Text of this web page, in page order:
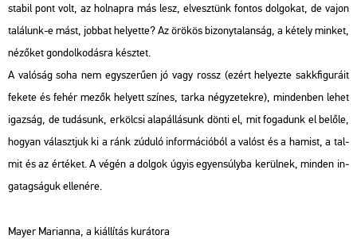
sta­bil pont volt, az hol­nap­ra más lesz, el­vesz­tünk fon­tos dol­go­kat, de vajon
ta­lá­lunk-e mást, job­bat he­lyet­te? Az örö­kös bi­zony­ta­lan­ság, a ké­tely min­ket,
né­ző­ket gon­dol­ko­dás­ra kész­tet.
A va­ló­ság soha nem egy­sze­rű­en jó vagy rossz (ezért he­lyez­te sakk­fi­gu­rá­it
fe­ke­te és fehér mezők he­lyett szí­nes, tarka négy­ze­tek­re), min­den­ben lehet
igaz­ság, de tu­dá­sunk, er­köl­csi alap­ál­lá­sunk dönti el, mit fo­ga­dunk el be­lő­le,
ho­gyan vá­laszt­juk ki a ránk zú­du­ló in­for­má­ci­ó­ból a va­lóst és a ha­mist, a tal­
mit és az ér­té­ket. A végén a dol­gok úgyis egyen­súly­ba ke­rül­nek, min­den in­
ga­tag­sá­guk el­le­né­re.
Mayer Ma­ri­an­na, a ki­ál­lí­tás ku­rá­to­ra